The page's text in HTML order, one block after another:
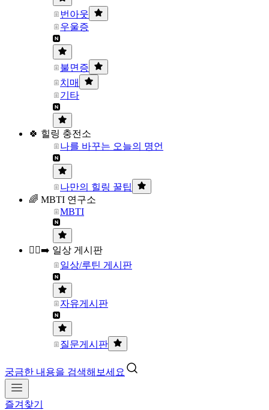
번아웃
우울증
불면증
치매
기타
🍀 힐링 충전소
나를 바꾸는 오늘의 명언
나만의 힐링 꿀팁
🌈 MBTI 연구소
MBTI
🏃‍♀️‍➡️ 일상 게시판
일상/루틴 게시판
자유게시판
질문게시판
궁금한 내용을 검색해보세요
즐겨찾기